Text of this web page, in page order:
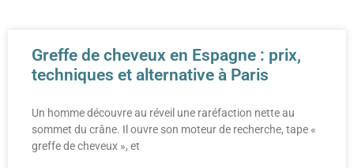
Greffe de cheveux en Espagne : prix,
techniques et alternative à Paris
Un homme découvre au réveil une raréfaction nette au
sommet du crâne. Il ouvre son moteur de recherche, tape «
greffe de cheveux », et